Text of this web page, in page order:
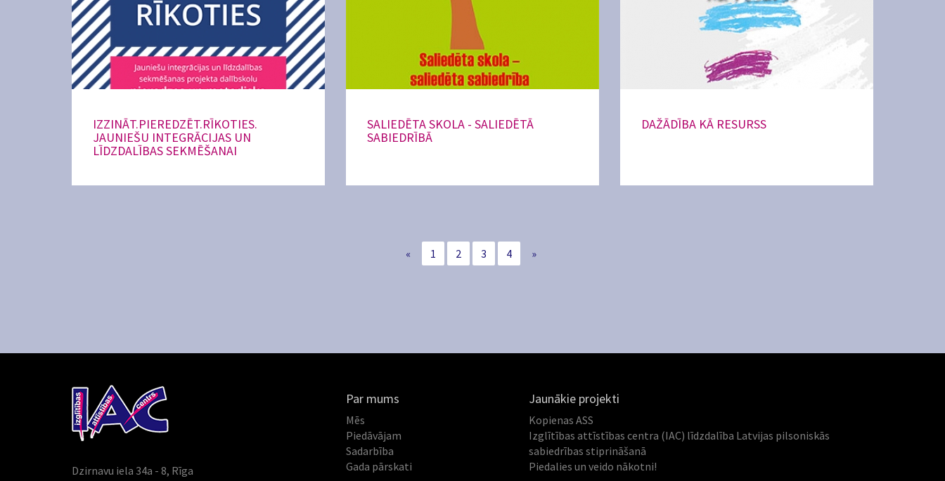
IZZINĀT.PIEREDZĒT.RĪKOTIES.
JAUNIEŠU INTEGRĀCIJAS UN
LĪDZDALĪBAS SEKMĒŠANAI
SALIEDĒTA SKOLA - SALIEDĒTĀ
SABIEDRĪBĀ
DAŽĀDĪBA KĀ RESURSS
« 1 2 3 4 »
Dzirnavu iela 34a - 8, Rīga
Par mums
Mēs
Piedāvājam
Sadarbība
Gada pārskati
Jaunākie projekti
Kopienas ASS
Izglītības attīstības centra (IAC) līdzdalība Latvijas pilsoniskās
sabiedrības stiprināšanā
Piedalies un veido nākotni!